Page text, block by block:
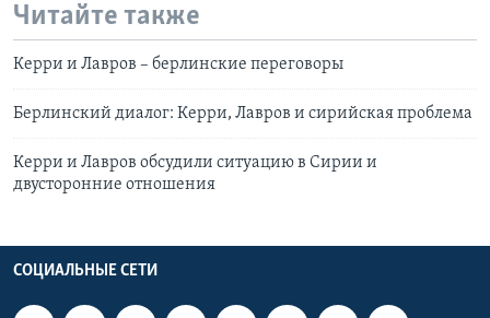
Читайте также
Керри и Лавров – берлинские переговоры
Берлинский диалог: Керри, Лавров и сирийская проблема
Керри и Лавров обсудили ситуацию в Сирии и
двусторонние отношения
СОЦИАЛЬНЫЕ СЕТИ